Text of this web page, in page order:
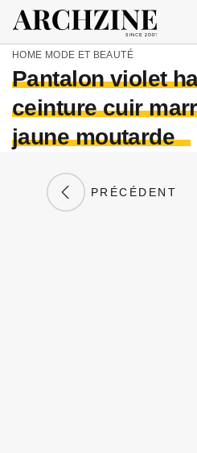
HOME MODE ET BEAUTÉ
Pantalon violet
ceinture cuir
jaune moutarde
PRÉCÉDENT